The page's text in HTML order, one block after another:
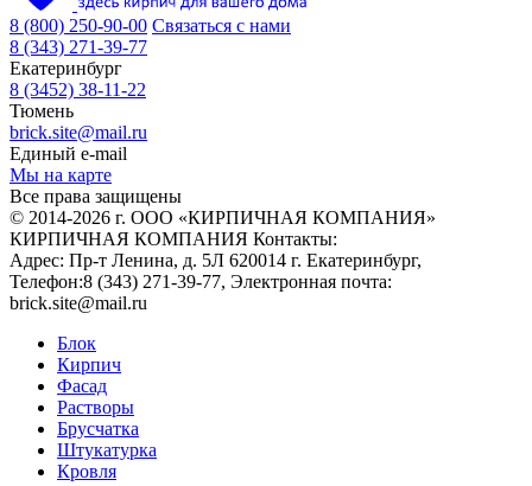
8 (800) 250-90-00 Связаться с нами
8 (343) 271-39-77
Екатеринбург
8 (3452) 38-11-22
Тюмень
brick.site@mail.ru
Единый e-mail
Мы на карте
Все права защищены
© 2014-2026 г. ООО «КИРПИЧНАЯ КОМПАНИЯ»
КИРПИЧНАЯ КОМПАНИЯ Контакты:
Адрес: Пр-т Ленина, д. 5Л 620014 г. Екатеринбург,
Телефон:8 (343) 271-39-77, Электронная почта:
brick.site@mail.ru
Блок
Кирпич
Фасад
Растворы
Брусчатка
Штукатурка
Кровля